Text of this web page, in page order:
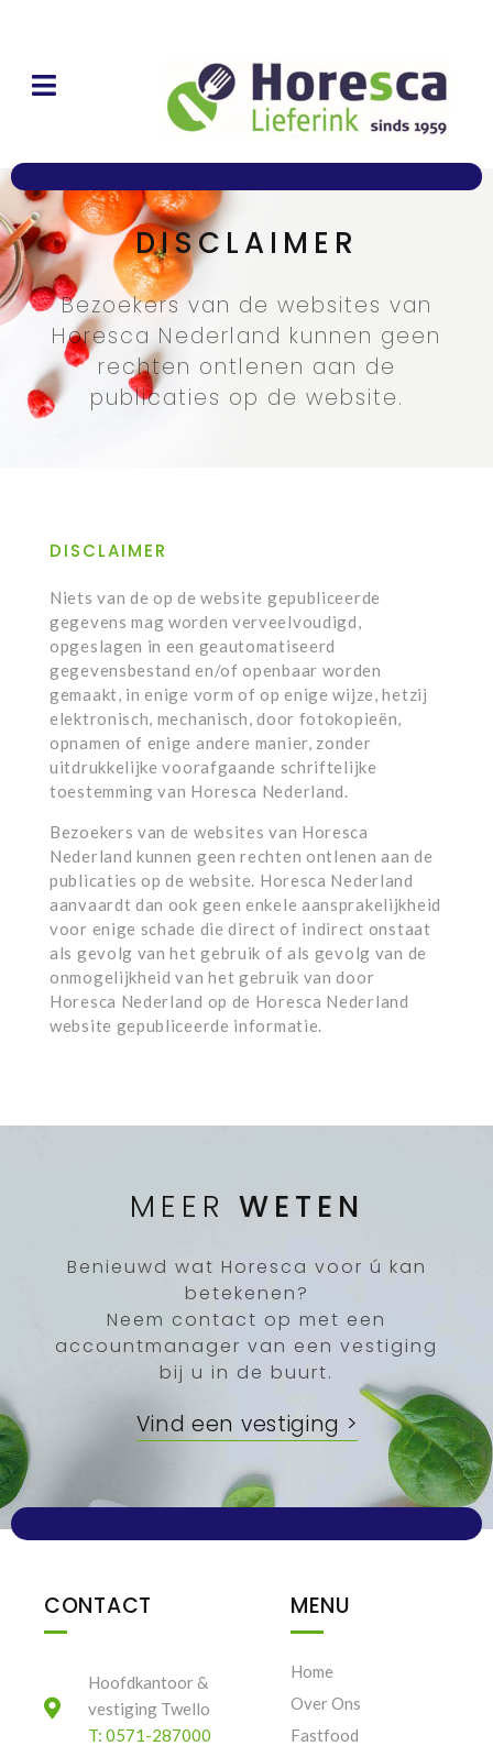
DISCLAIMER
Bezoekers van de websites van
Horesca Nederland kunnen geen
rechten ontlenen aan de
publicaties op de website.
DISCLAIMER
Niets van de op de website gepubliceerde
gegevens mag worden verveelvoudigd,
opgeslagen in een geautomatiseerd
gegevensbestand en/of openbaar worden
gemaakt, in enige vorm of op enige wijze, hetzij
elektronisch, mechanisch, door fotokopieën,
opnamen of enige andere manier, zonder
uitdrukkelijke voorafgaande schriftelijke
toestemming van Horesca Nederland.
Bezoekers van de websites van Horesca
Nederland kunnen geen rechten ontlenen aan de
publicaties op de website. Horesca Nederland
aanvaardt dan ook geen enkele aansprakelijkheid
voor enige schade die direct of indirect onstaat
als gevolg van het gebruik of als gevolg van de
onmogelijkheid van het gebruik van door
Horesca Nederland op de Horesca Nederland
website gepubliceerde informatie.
MEER WETEN
Benieuwd wat Horesca voor ú kan
betekenen?
Neem contact op met een
accountmanager van een vestiging
bij u in de buurt.
Vind een vestiging >
CONTACT
Hoofdkantoor &
vestiging Twello
T: 0571-287000
MENU
Home
Over Ons
Fastfood